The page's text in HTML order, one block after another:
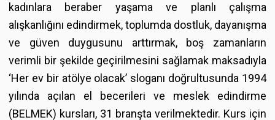
kadınlara beraber yaşama ve planlı çalışma
alışkanlığını edindirmek, toplumda dostluk, dayanışma
ve güven duygusunu arttırmak, boş zamanların
verimli bir şekilde geçirilmesini sağlamak maksadıyla
‘Her ev bir atölye olacak’ sloganı doğrultusunda 1994
yılında açılan el becerileri ve meslek edindirme
(BELMEK) kursları, 31 branşta verilmektedir. Kurs için